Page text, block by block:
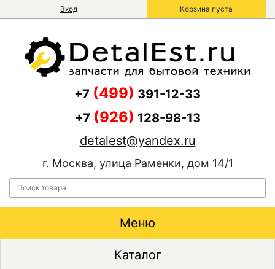
Вход Корзина пуста
+7 (499) 391-12-33
+7 (926) 128-98-13
detalest@yandex.ru
г. Москва, улица Раменки, дом 14/1
Меню
Каталог